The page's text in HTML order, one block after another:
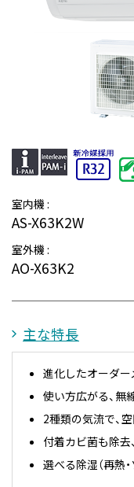
室内機 :
AS-X63K2W
室外機 :
AO-X63K2
主な特長
進化したオーダー
使い方広がる、無
2種類の気流で、
付着カビ菌も除去
選べる除湿（再熱